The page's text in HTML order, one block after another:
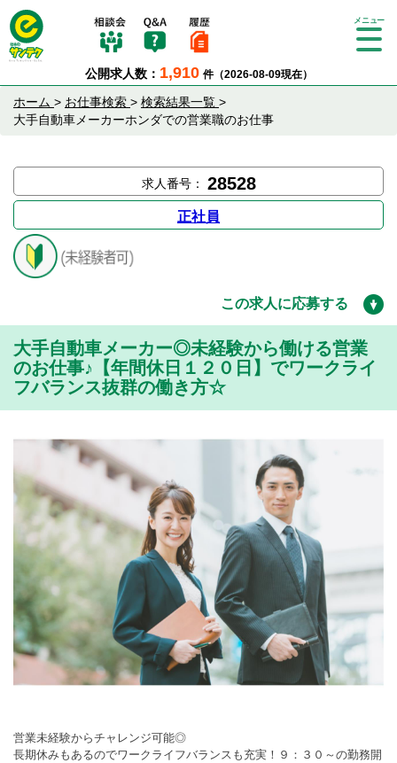
公開求人数： 1,910 件（2026-08-09現在）
Tog
ホーム > お仕事検索 > 検索結果一覧 >
大手自動車メーカーホンダでの営業職のお仕事
求人番号： 28528
正社員
この求人に応募する
大手自動車メーカー◎未経験から働ける営業
のお仕事♪【年間休日１２０日】でワークライ
フバランス抜群の働き方☆
営業未経験からチャレンジ可能◎
長期休みもあるのでワークライフバランスも充実！９：３０～の勤務開